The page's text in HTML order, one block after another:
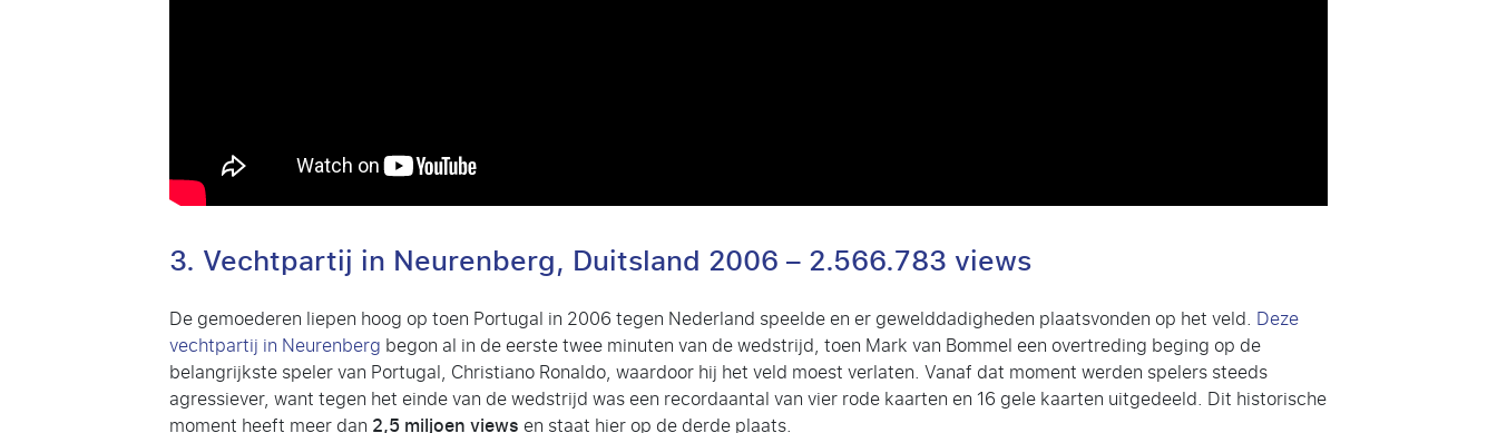
3. Vechtpartij in Neurenberg, Duitsland 2006 – 2.566.783 views
De gemoederen liepen hoog op toen Portugal in 2006 tegen Nederland speelde en er gewelddadigheden plaatsvonden op het veld. Deze
vechtpartij in Neurenberg begon al in de eerste twee minuten van de wedstrijd, toen Mark van Bommel een overtreding beging op de
belangrijkste speler van Portugal, Christiano Ronaldo, waardoor hij het veld moest verlaten. Vanaf dat moment werden spelers steeds
agressiever, want tegen het einde van de wedstrijd was een recordaantal van vier rode kaarten en 16 gele kaarten uitgedeeld. Dit historische
moment heeft meer dan 2,5 miljoen views en staat hier op de derde plaats.